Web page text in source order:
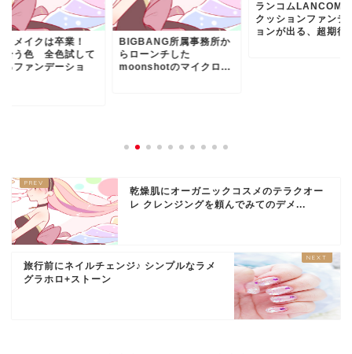
りメイクは卒業！
合う色 全色試して
るファンデーショ
BIGBANG所属事務所か
らローンチした
moonshotのマイクロ...
ランコムLANCOME
クッションファンデ
ョンが出る、超期待
乾燥肌にオーガニックコスメのテラクオー
レ クレンジングを頼んでみてのデメ...
旅行前にネイルチェンジ♪ シンプルなラメ
グラホロ+ストーン